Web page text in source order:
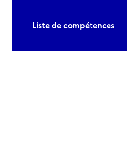
Liste de compétences